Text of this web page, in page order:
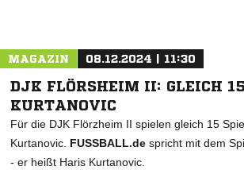
MAGAZIN 08.12.2024 | 11:30
DJK FLÖRSHEIM II: GLEICH
KURTANOVIC
Für die DJK Flörzheim II spielen gleich 15
Kurtanovic. FUSSBALL.de spricht mit dem
- er heißt Haris Kurtanovic.